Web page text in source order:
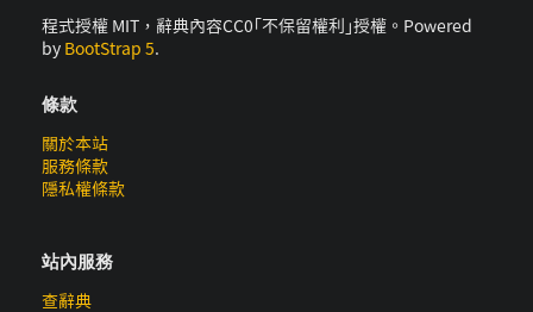
程式授權 MIT，辭典內容CC0｢不保留權利｣授權。Powered
by BootStrap 5.
條款
關於本站
服務條款
隱私權條款
站內服務
查辭典